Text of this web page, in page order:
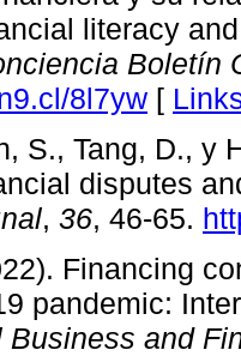
literacy
Boletín
8l7yw [
S., Tang, D., y
disputes
, 36, 46-65.
Financing
pandemic:
Business and